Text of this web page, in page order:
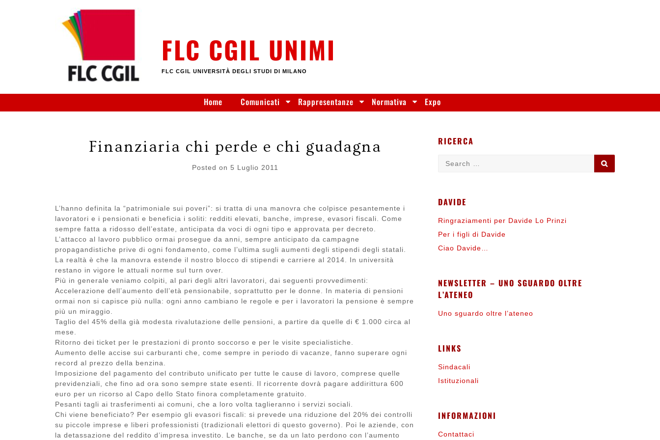
FLC CGIL UNIMI
FLC CGIL UNIVERSITÀ DEGLI STUDI DI MILANO
Home Comunicati Rappresentanze Normativa Expo
Finanziaria chi perde e chi guadagna
Posted on 5 Luglio 2011
L’hanno definita la “patrimoniale sui poveri”: si tratta di una manovra che colpisce pesantemente i
lavoratori e i pensionati e beneficia i soliti: redditi elevati, banche, imprese, evasori fiscali. Come
sempre fatta a ridosso dell’estate, anticipata da voci di ogni tipo e approvata per decreto.
L’attacco al lavoro pubblico ormai prosegue da anni, sempre anticipato da campagne
propagandistiche prive di ogni fondamento, come l’ultima sugli aumenti degli stipendi degli statali.
La realtà è che la manovra estende il nostro blocco di stipendi e carriere al 2014. In università
restano in vigore le attuali norme sul turn over.
Più in generale veniamo colpiti, al pari degli altri lavoratori, dai seguenti provvedimenti:
Accelerazione dell’aumento dell’età pensionabile, soprattutto per le donne. In materia di pensioni
ormai non si capisce più nulla: ogni anno cambiano le regole e per i lavoratori la pensione è sempre
più un miraggio.
Taglio del 45% della già modesta rivalutazione delle pensioni, a partire da quelle di € 1.000 circa al
mese.
Ritorno dei ticket per le prestazioni di pronto soccorso e per le visite specialistiche.
Aumento delle accise sui carburanti che, come sempre in periodo di vacanze, fanno superare ogni
record al prezzo della benzina.
Imposizione del pagamento del contributo unificato per tutte le cause di lavoro, comprese quelle
previdenziali, che fino ad ora sono sempre state esenti. Il ricorrente dovrà pagare addirittura 600
euro per un ricorso al Capo dello Stato finora completamente gratuito.
Pesanti tagli ai trasferimenti ai comuni, che a loro volta taglieranno i servizi sociali.
Chi viene beneficiato? Per esempio gli evasori fiscali: si prevede una riduzione del 20% dei controlli
su piccole imprese e liberi professionisti (tradizionali elettori di questo governo). Poi le aziende, con
la detassazione del reddito d’impresa investito. Le banche, se da un lato perdono con l’aumento
RICERCA
DAVIDE
Ringraziamenti per Davide Lo Prinzi
Per i figli di Davide
Ciao Davide…
NEWSLETTER – UNO SGUARDO OLTRE
L’ATENEO
Uno sguardo oltre l’ateneo
LINKS
Sindacali
Istituzionali
INFORMAZIONI
Contattaci